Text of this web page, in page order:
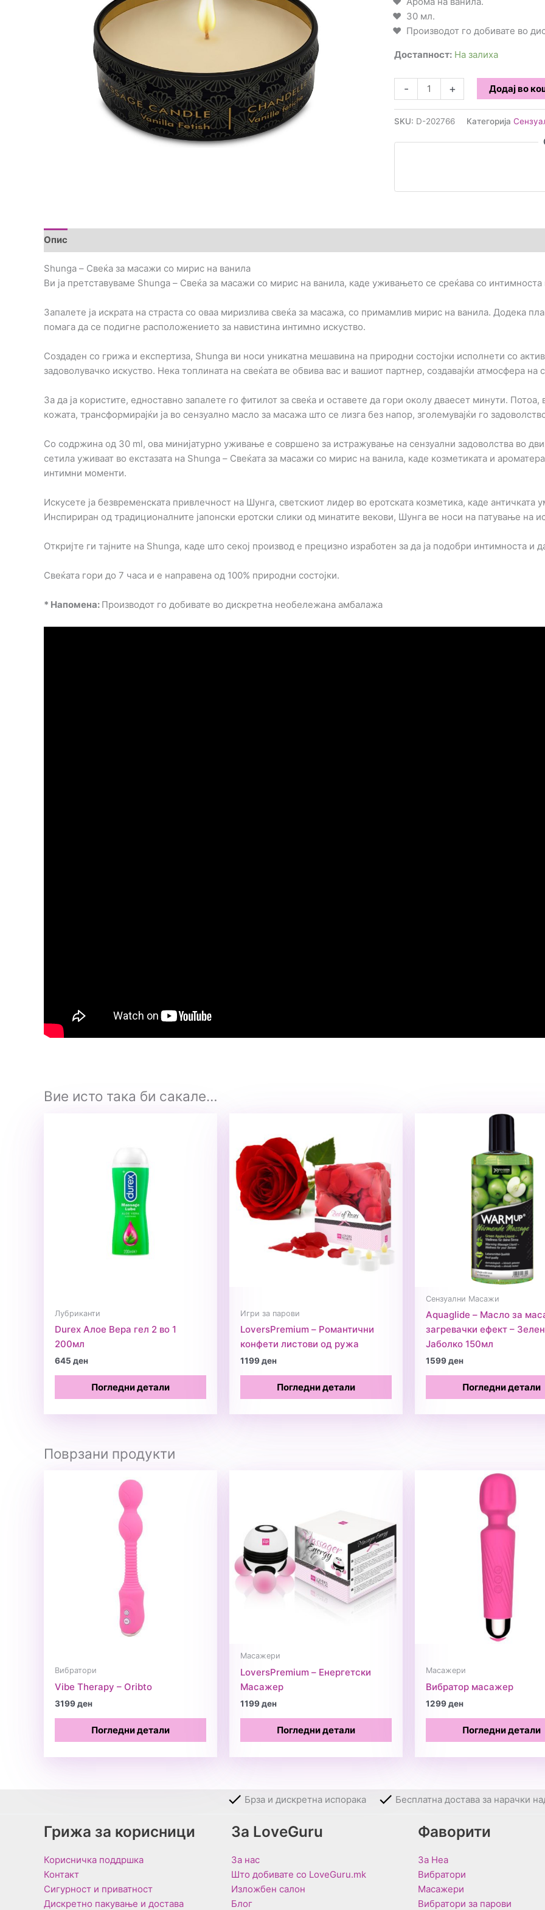
30 мл.
Производот го добивате во
Достапност: На залиха
-
-
Свеќа
за
масажи
+ Додај во
SKU: D-202766 Категорија
Опис
Shunga – Свеќа за масажи со мирис на ванила
Ви ја претставуваме Shunga – Свеќа за масажи со мирис на ванила, каде уживањето се среќава со
Запалете ја искрата на страста со оваа миризлива свеќа за масажа, со примамлив мирис на ванила. Додека
помага да се подигне расположението за навистина интимно искуство.
Создаден со грижа и експертиза, Shunga ви носи уникатна мешавина на природни состојки исполнети со
задоволувачко искуство. Нека топлината на свеќата ве обвива вас и вашиот партнер, создавајќи атмосфера на
За да ја користите, едноставно запалете го фитилот за свеќа и оставете да гори околу дваесет минути.
кожата, трансформирајќи ја во сензуално масло за масажа што се лизга без напор, зголемувајќи го
Со содржина од 30 ml, ова минијатурно уживање е совршено за истражување на сензуални задоволства во
сетила уживаат во екстазата на Shunga – Свеќата за масажи со мирис на ванила, каде козметиката и
интимни моменти.
Искусете ја безвременската привлечност на Шунга, светскиот лидер во еротската козметика, каде античката
Инспириран од традиционалните јапонски еротски слики од минатите векови, Шунга ве носи на патување на
Откријте ги тајните на Shunga, каде што секој производ е прецизно изработен за да ја подобри интимноста и
Свеќата гори до 7 часа и е направена од 100% природни состојки.
* Напомена: Производот го добивате во дискретна необележана амбалажа
Вие исто така би сакале…
Лубриканти
Durex Алое Вера гел 2 во 1
200мл
645 ден
Погледни детали
Игри за парови
LoversPremium – Романтични
конфети листови од ружа
1199ден
Погледни детали
Сензуални Масажи
Aquaglide – Масло за
загревачки ефект –
Јаболко 150мл
1599ден
Погледни детали
Поврзани продукти
Вибратори
Vibe Therapy – Oribto
3199ден
Погледни детали
Масажери
LoversPremium – Енергетски
Масажер
1199ден
Погледни детали
Масажери
Вибратор масажер
1299ден
Погледни детали
Брза и дискретна испорака Бесплатна достава за нарачки
Грижа за корисници
Корисничка поддршка
Контакт
Сигурност и приватност
Дискретно пакување и достава
За LoveGuru
За нас
Што добивате со LoveGuru.mk
Изложбен салон
Блог
Фаворити
За Неа
Вибратори
Масажери
Вибратори за парови